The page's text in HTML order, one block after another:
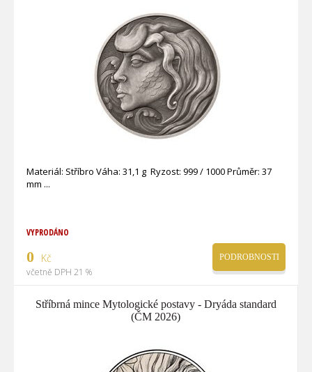
Materiál: Stříbro Váha: 31,1 g Ryzost: 999 / 1000 Průměr: 37
mm
VYPRODÁNO
0 Kč
včetně DPH 21 %
PODROBNOSTI
Stříbrná mince Mytologické postavy - Dryáda standard
(ČM 2026)